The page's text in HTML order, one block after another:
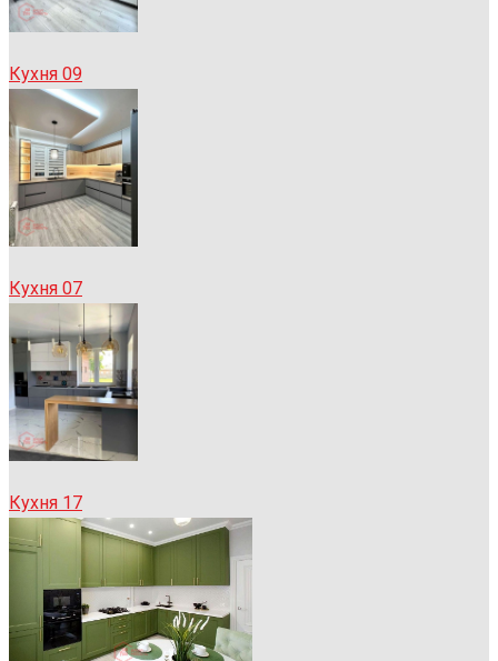
Кухня 09
Кухня 07
Кухня 17